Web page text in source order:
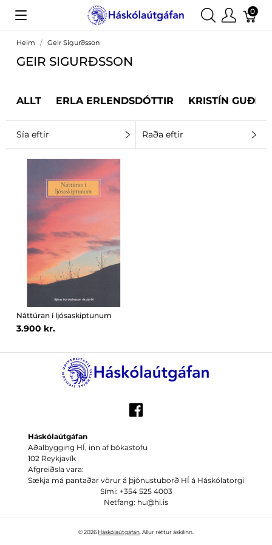
0
Heim Geir Sigurðsson
GEIR SIGURÐSSON
ALLT ERLA ERLENDSDÓTTIR KRISTÍN
Sía eftir Raða eftir
Náttúran í ljósaskiptunum
3.900 kr.
Háskólaútgáfan
Aðalbygging HÍ, inn af bókastofu
102 Reykjavík
Afgreiðsla vara:
Sækja má pantaðar vörur á þjónustuborð HÍ á Háskólatorgi
Sími: +354 525 4003
Netfang: hu@hi.is
© 2026Háskólaútgáfan . Allur réttur áskilinn.